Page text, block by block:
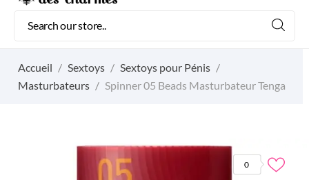
Accueil Sextoys
Sextoys pour Pénis
Masturbateurs
Spinner 05 Beads Masturbateur Tenga
0